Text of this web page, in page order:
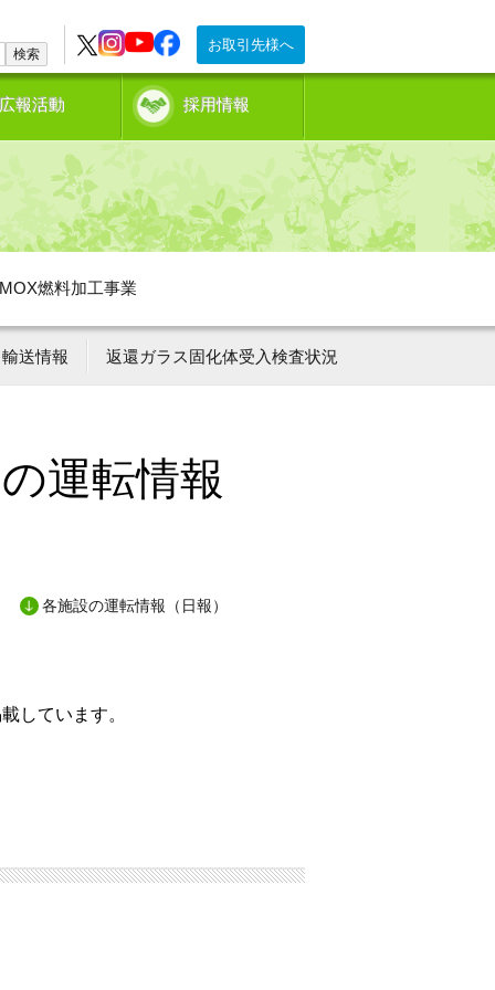
お取引先様へ
検索
報活動 採用情報
燃料加工事業
輸送情報 返還ガラス固化体受入検査状況
運転情報
各施設の運転情報（日報）
しています。